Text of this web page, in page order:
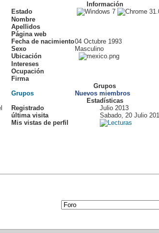
Información
Estado
Nombre
Apellidos
Página web
Fecha de nacimiento04 Octubre 1993
Sexo
Masculino
Ubicación
Intereses
Ocupación
Firma
Grupos
Grupos
Nuevos miembros
Estadísticas
Registrado
Julio 2013
última visita
Sabado, 20 Julio
Mis vistas de perfil